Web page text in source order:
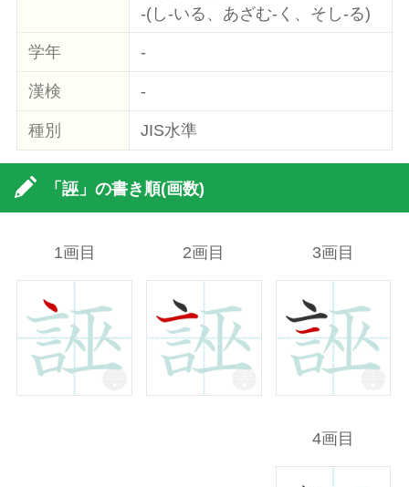
-(し-いる、あざむ-く、そし-る)
学年 -
漢検 -
種別 JIS水準
「誣」の書き順(画数)
1画目 2画目 3画目
4画目